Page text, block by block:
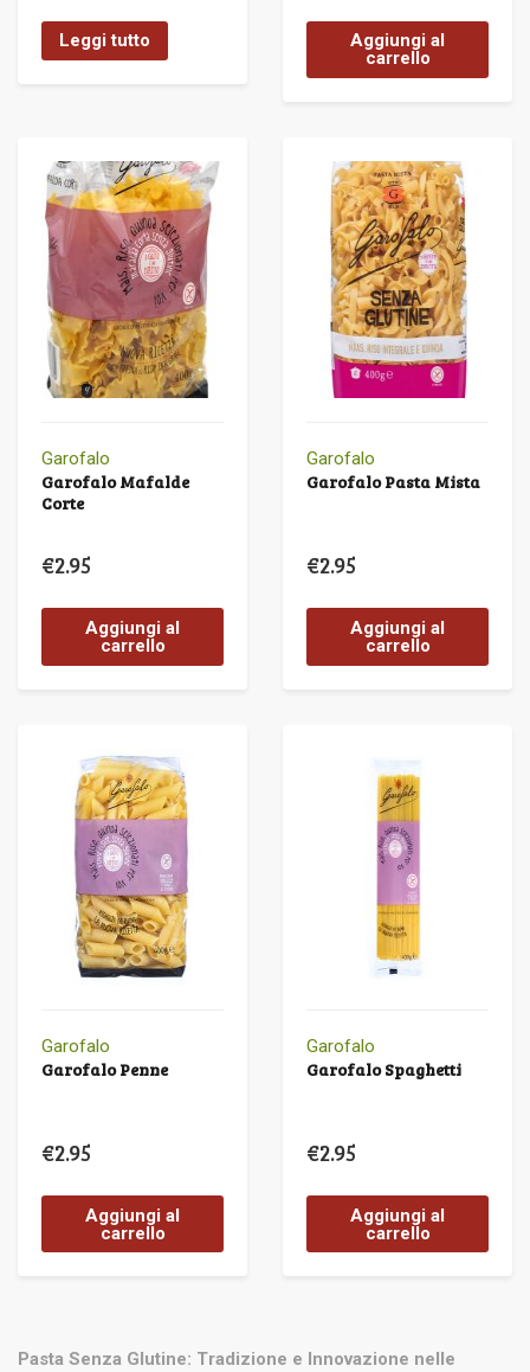
Leggi tutto
Aggiungi al
carrello
Garofalo
Garofalo Mafalde
Corte
€2.95
Aggiungi al
carrello
Garofalo
Garofalo Pasta Mista
€2.95
Aggiungi al
carrello
Garofalo
Garofalo Penne
€2.95
Aggiungi al
carrello
Garofalo
Garofalo Spaghetti
€2.95
Aggiungi al
carrello
Pasta Senza Glutine: Tradizione e Innovazione nelle